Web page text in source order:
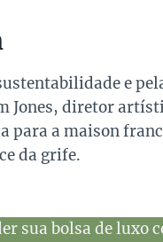
e
Jones, diretor
a maison
da grife.
sua bolsa de